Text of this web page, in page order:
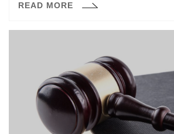
READ MORE